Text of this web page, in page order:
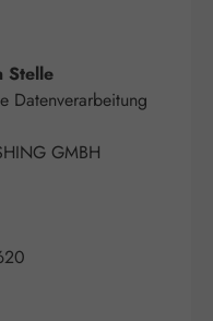
Stelle
Datenverarbeitung
GMBH